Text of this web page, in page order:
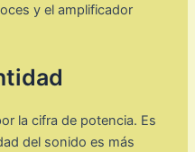
y el amplificador
la cifra de potencia. Es
del sonido es más